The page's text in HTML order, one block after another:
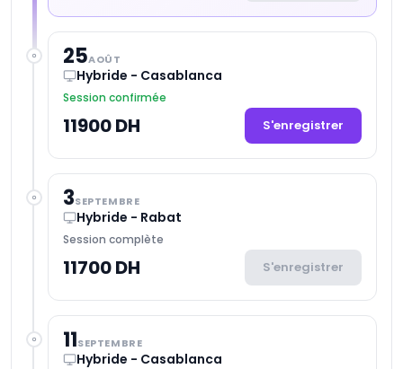
25AOÛT
Hybride - Casablanca
Session confirmée
11900 DH S'enregistrer
3SEPTEMBRE
Hybride - Rabat
Session complète
11700 DH S'enregistrer
11SEPTEMBRE
Hybride - Casablanca